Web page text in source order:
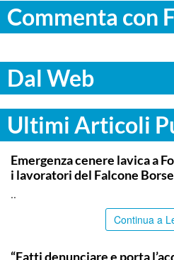
Commenta con
Dal Web
Ultimi Articoli
PALERMO
Emergenza cenere lavica a
i lavoratori del Falcone
..
Continua a
“Fatti denunciare e porta